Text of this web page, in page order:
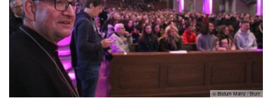
© Bistum Mainz / Blum